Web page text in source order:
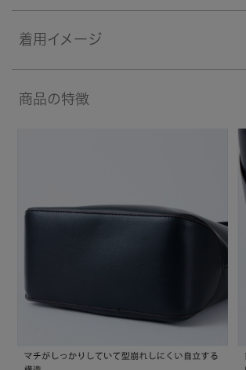
着用イメージ
商品の特徴